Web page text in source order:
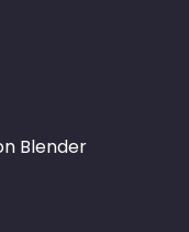
Blender